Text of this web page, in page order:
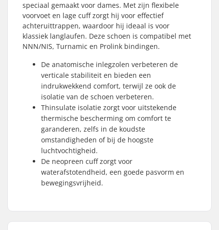
speciaal gemaakt voor dames. Met zijn flexibele
voorvoet en lage cuff zorgt hij voor effectief
achteruittrappen, waardoor hij ideaal is voor
klassiek langlaufen. Deze schoen is compatibel met
NNN/NIS, Turnamic en Prolink bindingen.
De anatomische inlegzolen verbeteren de
verticale stabiliteit en bieden een
indrukwekkend comfort, terwijl ze ook de
isolatie van de schoen verbeteren.
Thinsulate isolatie zorgt voor uitstekende
thermische bescherming om comfort te
garanderen, zelfs in de koudste
omstandigheden of bij de hoogste
luchtvochtigheid.
De neopreen cuff zorgt voor
waterafstotendheid, een goede pasvorm en
bewegingsvrijheid.